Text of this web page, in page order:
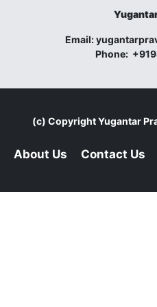
Email:
Phone:
(c) CopyrightYugantar
About Us Contact Us